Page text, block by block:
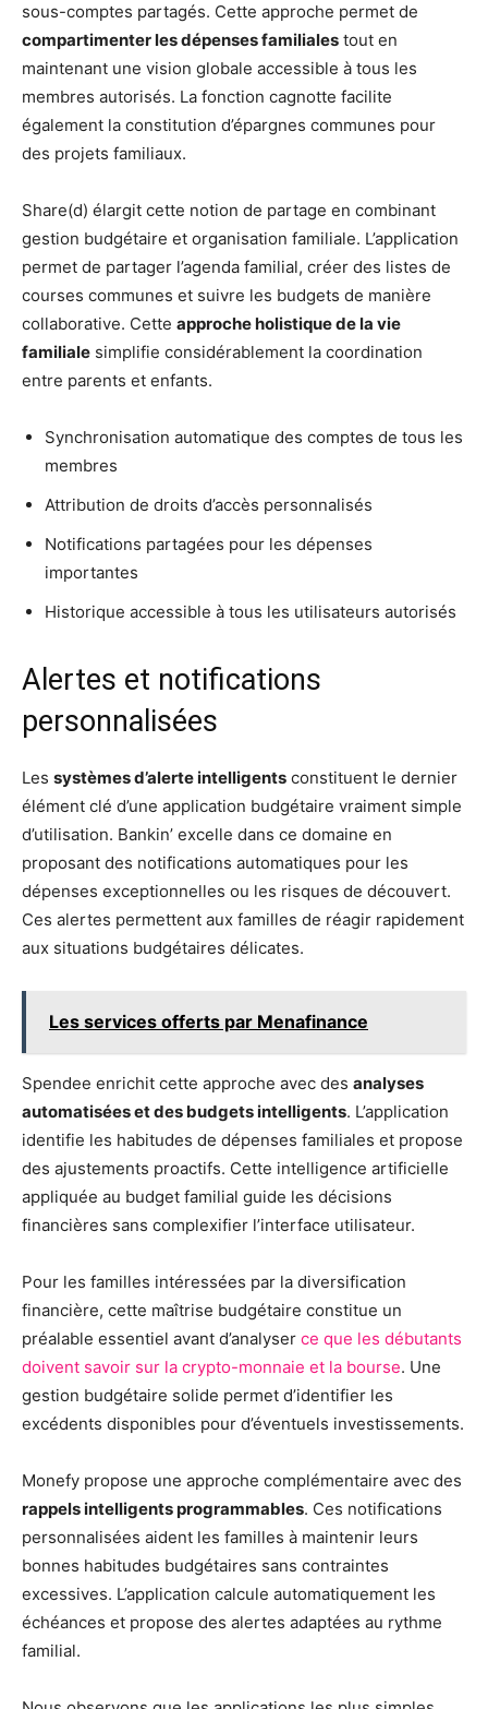
sous-comptes partagés. Cette approche permet de
compartimenter les dépenses familiales tout en
maintenant une vision globale accessible à tous les
membres autorisés. La fonction cagnotte facilite
également la constitution d’épargnes communes pour
des projets familiaux.
Share(d) élargit cette notion de partage en combinant
gestion budgétaire et organisation familiale. L’application
permet de partager l’agenda familial, créer des listes de
courses communes et suivre les budgets de manière
collaborative. Cette approche holistique de la vie
familiale simplifie considérablement la coordination
entre parents et enfants.
Synchronisation automatique des comptes de tous les
membres
Attribution de droits d’accès personnalisés
Notifications partagées pour les dépenses
importantes
Historique accessible à tous les utilisateurs autorisés
Alertes et notifications
personnalisées
Les systèmes d’alerte intelligents constituent le dernier
élément clé d’une application budgétaire vraiment simple
d’utilisation. Bankin’ excelle dans ce domaine en
proposant des notifications automatiques pour les
dépenses exceptionnelles ou les risques de découvert.
Ces alertes permettent aux familles de réagir rapidement
aux situations budgétaires délicates.
Les services offerts par Menafinance
Spendee enrichit cette approche avec des analyses
automatisées et des budgets intelligents. L’application
identifie les habitudes de dépenses familiales et propose
des ajustements proactifs. Cette intelligence artificielle
appliquée au budget familial guide les décisions
financières sans complexifier l’interface utilisateur.
Pour les familles intéressées par la diversification
financière, cette maîtrise budgétaire constitue un
préalable essentiel avant d’analyser ce que les débutants
doivent savoir sur la crypto-monnaie et la bourse. Une
gestion budgétaire solide permet d’identifier les
excédents disponibles pour d’éventuels investissements.
Monefy propose une approche complémentaire avec des
rappels intelligents programmables. Ces notifications
personnalisées aident les familles à maintenir leurs
bonnes habitudes budgétaires sans contraintes
excessives. L’application calcule automatiquement les
échéances et propose des alertes adaptées au rythme
familial.